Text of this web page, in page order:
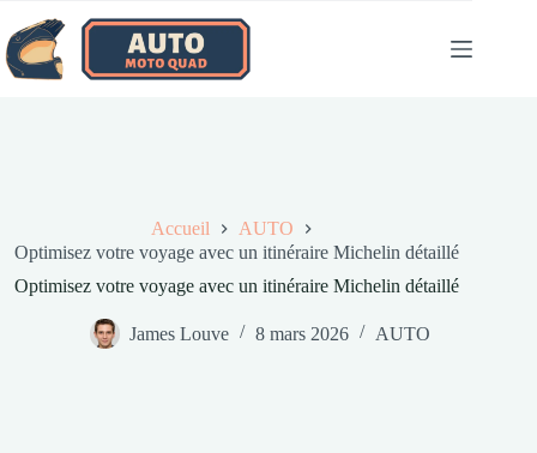
au
contenu
Accueil
AUTO
Optimisez votre voyage avec un itinéraire Michelin détaillé
Optimisez votre voyage avec un itinéraire Michelin détaillé
James Louve 8 mars 2026 AUTO